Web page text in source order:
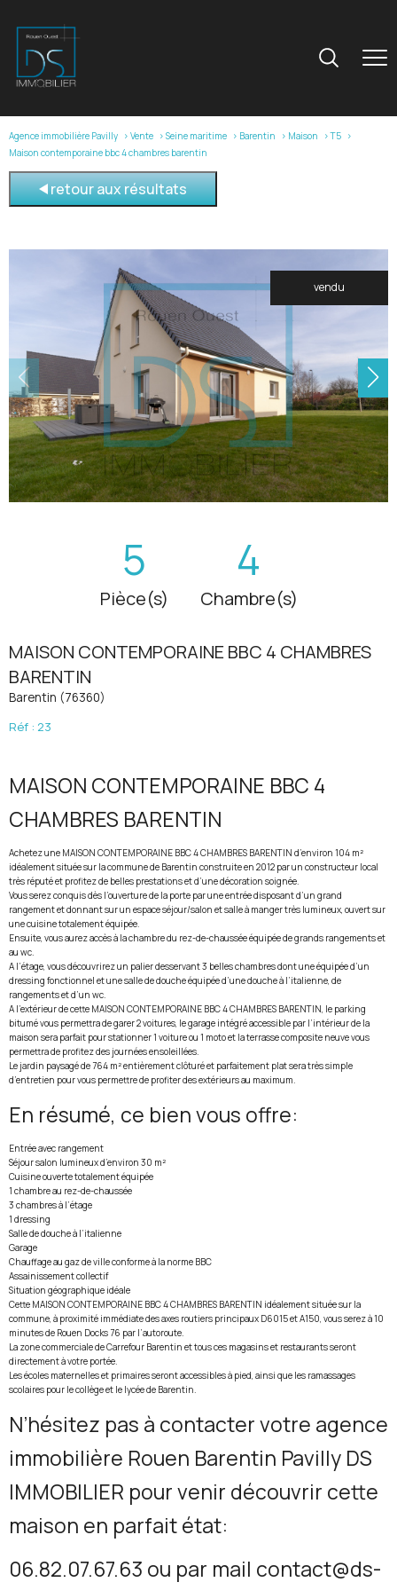
Agence immobilière Pavilly Vente Seine maritime Barentin Maison
T5
Maison contemporaine bbc 4 chambres barentin
retour aux résultats
vendu
5
Pièce(s)
4
Chambre(s)
MAISON CONTEMPORAINE BBC 4 CHAMBRES
BARENTIN
Barentin (76360)
Réf : 23
MAISON CONTEMPORAINE BBC 4
CHAMBRES BARENTIN
Achetez une MAISON CONTEMPORAINE BBC 4 CHAMBRES BARENTIN d’environ 104 m²
idéalement située sur la commune de Barentin construite en 2012 par un constructeur local
très réputé et profitez de belles prestations et d’une décoration soignée.
Vous serez conquis dès l’ouverture de la porte par une entrée disposant d’un grand
rangement et donnant sur un espace séjour/salon et salle à manger très lumineux, ouvert sur
une cuisine totalement équipée.
Ensuite, vous aurez accès à la chambre du rez-de-chaussée équipée de grands rangements et
au wc.
A l’étage, vous découvrirez un palier desservant 3 belles chambres dont une équipée d’un
dressing fonctionnel et une salle de douche équipée d’une douche à l’italienne, de
rangements et d’un wc.
A l’extérieur de cette MAISON CONTEMPORAINE BBC 4 CHAMBRES BARENTIN, le parking
bitumé vous permettra de garer 2 voitures, le garage intégré accessible par l’intérieur de la
maison sera parfait pour stationner 1 voiture ou 1 moto et la terrasse composite neuve vous
permettra de profitez des journées ensoleillées.
Le jardin paysagé de 764 m² entièrement clôturé et parfaitement plat sera très simple
d’entretien pour vous permettre de profiter des extérieurs au maximum.
En résumé, ce bien vous offre:
Entrée avec rangement
Séjour salon lumineux d’environ 30 m²
Cuisine ouverte totalement équipée
1 chambre au rez-de-chaussée
3 chambres à l’étage
1 dressing
Salle de douche à l’italienne
Garage
Chauffage au gaz de ville conforme à la norme BBC
Assainissement collectif
Situation géographique idéale
Cette MAISON CONTEMPORAINE BBC 4 CHAMBRES BARENTIN idéalement située sur la
commune, à proximité immédiate des axes routiers principaux D6015 et A150, vous serez à 10
minutes de Rouen Docks 76 par l’autoroute.
La zone commerciale de Carrefour Barentin et tous ces magasins et restaurants seront
directement à votre portée.
Les écoles maternelles et primaires seront accessibles à pied, ainsi que les ramassages
scolaires pour le collège et le lycée de Barentin.
N’hésitez pas à contacter votre agence
immobilière Rouen Barentin Pavilly DS
IMMOBILIER pour venir découvrir cette
maison en parfait état:
06.82.07.67.63 ou par mail contact@ds-